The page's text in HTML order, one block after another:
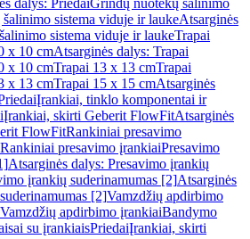
dalys: PriedaiGrindų nuotekų šalinimo
sistema viduje ir laukeAtsarginės
sistema viduje ir laukeTrapai
x 10 cmAtsarginės dalys: Trapai
x 10 cmTrapai 13 x 13 cmTrapai
x 13 cmTrapai 15 x 15 cmAtsarginės
Įrankiai, tinklo komponentai ir
Įrankiai, skirti Geberit FlowFitAtsarginės
FlowFitRankiniai presavimo
presavimo įrankiaiPresavimo
Atsarginės dalys: Presavimo įrankių
įrankių suderinamumas [2]Atsarginės
[2]Vamzdžių apdirbimo
apdirbimo įrankiaiBandymo
su įrankiaisPriedaiĮrankiai, skirti